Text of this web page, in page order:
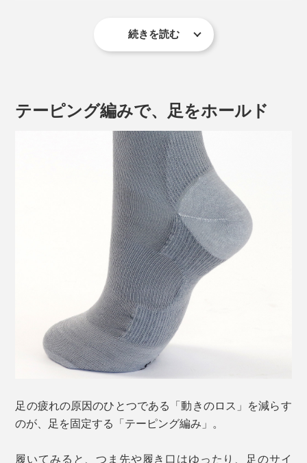
さらに、抗菌防臭加工済みの糸を使用しているので、雑
菌の繁殖や気になるニオイもしっかり防止。外出先で、
靴を脱ぐ機会があっても安心です。
足の動きのロスを生んでいるのが、靴下。「靴下が靴の
としてさらに負荷がかかります。
靴下が靴と足の間を取り持ち、「靴・靴下・足」を一体
化することで、動きのロスがなくなりますが、普通の靴
下にそこまでの機能はありません。
この２大原因を解決したのが、靴下の街、奈良・大和高
田市の老舗靴下メーカー「西垣靴下」。
一般的に、靴下の衝撃緩和に用いられるのはループ状の
「パイル編み」ですが、強度とサポート力を強化するた
め、独自に開発されたのが、この「特殊クッション編
クッション性は、通常の靴下の4倍、パイルの2倍。摩耗
耐久性は10倍！（当社比）
（※）を取得しています。
※特許番号6284256
続きを読む
テーピング編みで、足をホールド
足の疲れの原因のひとつである「動きのロス」を減らす
のが、足を固定する「テーピング編み」。
履いてみると、つま先や履き口はゆったり、足のサイ